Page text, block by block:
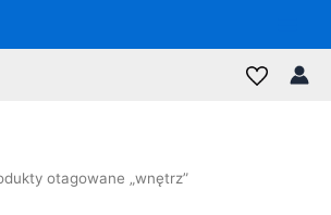
otagowane „wnętrz”